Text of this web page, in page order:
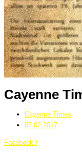
Cayenne
Cayenne Times
07.02.2017
Facebook-f